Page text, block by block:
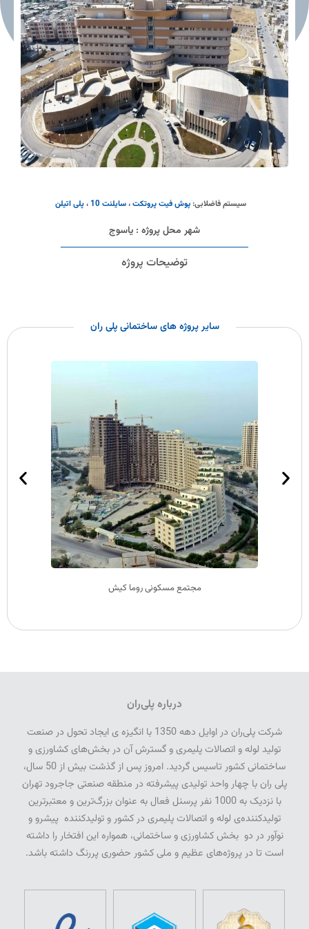
سیستم فاضلابی: پوش فیت پروتکت،سایلنت 10 ،پلی اتیلن
شهر محل پروژه : یاسوج
توضیحات پروژه
سایر پروژه های ساختمانی پلی ران
مجتمع مسکونی روما کیش
درباره پلی‌ران
شرکت پلی­‌ران در اوایل دهه 1350 با انگیزه­ ی ایجاد تحول در صنعت
تولید لوله و اتصالات پلیمری و گسترش آن در بخش‌­های کشاورزی و
ساختمانی کشور تاسیس گردید. امروز پس از گذشت بیش از 50 سال­،
پلی­ ران با چهار واحد تولیدی پیشرفته در منطقه صنعتی جاجرود تهران
با نزدیک به 1000 نفر پرسنل فعال به عنوان بزرگ‌ترین و معتبرترین
تولیدکننده‌ی لوله و اتصالات پلیمری در کشور و تولیدکننده پیشرو و
نوآور در دو بخش کشاورزی و ساختمانی، همواره این افتخار را داشته
است تا در پروژه‌های عظیم و ملی کشور حضوری پررنگ داشته باشد.